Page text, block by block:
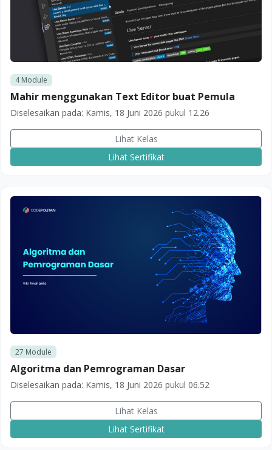
4Module
Mahir menggunakan Text Editor buat Pemula
Diselesaikan pada: Kamis, 18 Juni 2026 pukul 12.26
Lihat Kelas
Lihat Sertifikat
27 Module
Algoritma dan Pemrograman Dasar
Diselesaikan pada: Kamis, 18 Juni 2026 pukul 06.52
Lihat Kelas
Lihat Sertifikat